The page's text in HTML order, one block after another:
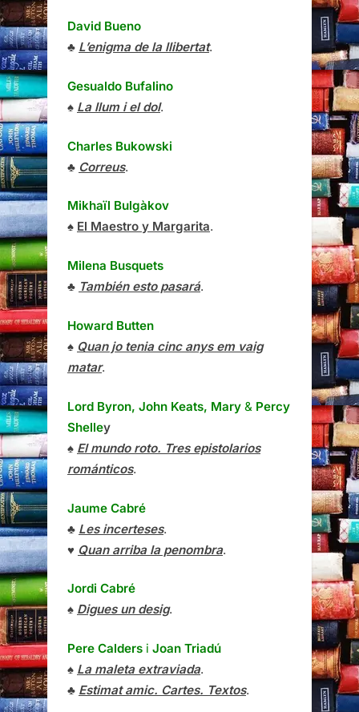
David Bueno
♣ L’enigma de la llibertat.
Gesualdo Bufalino
♠ La llum i el dol.
Charles Bukowski
♣ Correus.
Mikhaïl Bulgàkov
♠ El Maestro y Margarita.
Milena Busquets
♣ También esto pasará.
Howard Butten
♠ Quan jo tenia cinc anys em vaig
matar.
Lord Byron, John Keats, Mary & Percy
Shelley
♠ El mundo roto. Tres epistolarios
románticos.
Jaume Cabré
♣ Les incerteses.
♥ Quan arriba la penombra.
Jordi Cabré
♠ Digues un desig.
Pere Calders i Joan Triadú
♠ La maleta extraviada.
♣ Estimat amic. Cartes. Textos.